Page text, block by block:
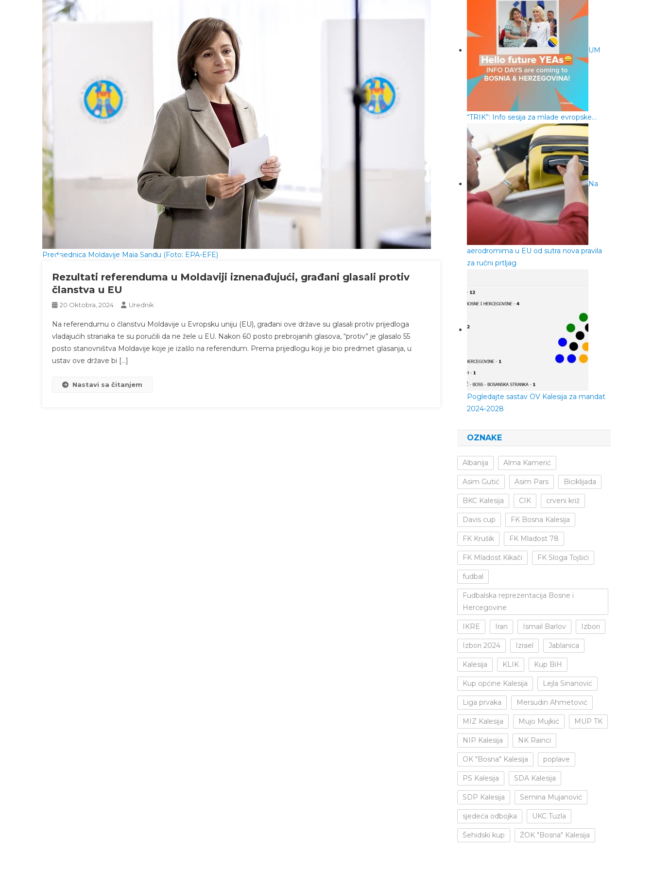
Predsjednica Moldavije Maia Sandu (Foto: EPA-EFE)
Rezultati referenduma u Moldaviji iznenađujući, građani glasali protiv
članstva u EU
20 Oktobra, 2024 Urednik
Na referendumu o članstvu Moldavije u Evropsku uniju (EU), građani ove države su glasali protiv prijedloga
vladajućih stranaka te su poručili da ne žele u EU. Nakon 60 posto prebrojanih glasova, “protiv” je glasalo 55
posto stanovništva Moldavije koje je izašlo na referendum. Prema prijedlogu koji je bio predmet glasanja, u
ustav ove države bi […]
Nastavi sa čitanjem
UM
“TRIK”: Info sesija za mlade evropske…
Na
aerodromima u EU od sutra nova pravila
za ručni prtljag
Pogledajte sastav OV Kalesija za mandat
2024-2028
OZNAKE
Albanija Alma Kamerić
Asim Gutić Asim Pars Biciklijada
BKC Kalesija CIK crveni križ
Davis cup FK Bosna Kalesija
FK Krušik FK Mladost 78
FK Mladost Kikači FK Sloga Tojšići
fudbal
Fudbalska reprezentacija Bosne i
Hercegovine
IKRE Iran Ismail Barlov Izbori
Izbori 2024 Izrael Jablanica
Kalesija KLIK Kup BiH
Kup općine Kalesija Lejla Sinanović
Liga prvaka Mersudin Ahmetović
MIZ Kalesija Mujo Mujkić MUP TK
NIP Kalesija NK Rainci
OK "Bosna" Kalesija poplave
PS Kalesija SDA Kalesija
SDP Kalesija Semina Mujanović
sjedeća odbojka UKC Tuzla
Šehidski kup ŽOK "Bosna" Kalesija